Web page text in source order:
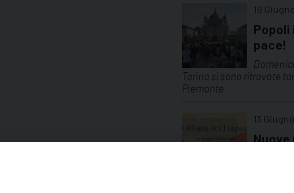
19
Popoli
pace!
Torino si sono ritrovate
Piemonte
13